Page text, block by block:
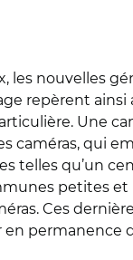
nouvelles
repèrent
Une
caméras, qui
telles qu’un
petites
Ces
permanence